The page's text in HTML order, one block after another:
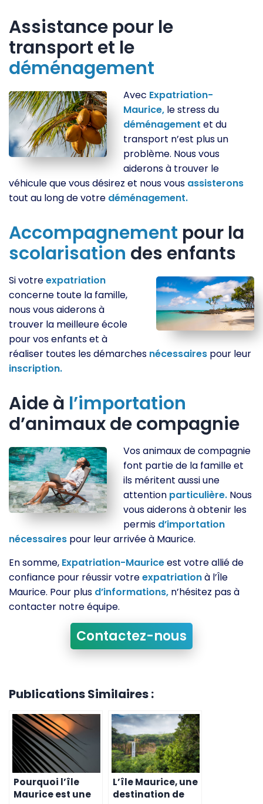
Assistance pour le
transport et le
déménagement
Avec Expatriation-
Maurice, le stress du
déménagement et du
transport n’est plus un
problème. Nous vous
aiderons à trouver le
véhicule que vous désirez et nous vous assisterons
tout au long de votre déménagement.
Accompagnement pour la
scolarisation des enfants
Si votreexpatriation
concerne toute la famille,
nous vous aiderons à
trouver la meilleure école
pour vos enfants et à
réaliser toutes les démarches nécessaires pour leur
inscription.
Aide à l’importation
d’animaux de compagnie
Vos animaux de compagnie
font partie de la famille et
ils méritent aussi une
attention particulière. Nous
vous aiderons à obtenir les
permis d’importation
nécessaires pour leur arrivée à Maurice.
En somme, Expatriation-Mauriceest votre allié de
confiance pour réussir votreexpatriationà l’Île
Maurice. Pour plus d’informations, n’hésitez pas à
contacter notre équipe.
Contactez-nous
Publications Similaires :
Pourquoi l’île
Maurice est une
L’île Maurice, une
destination de